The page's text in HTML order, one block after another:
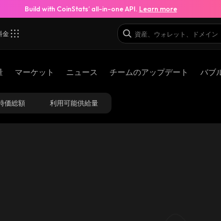
Build with CoinStats’ all-in-one API. Learn more
金
マーケット ニュース チームのアップデート バブ
価総額 利用可能供給量